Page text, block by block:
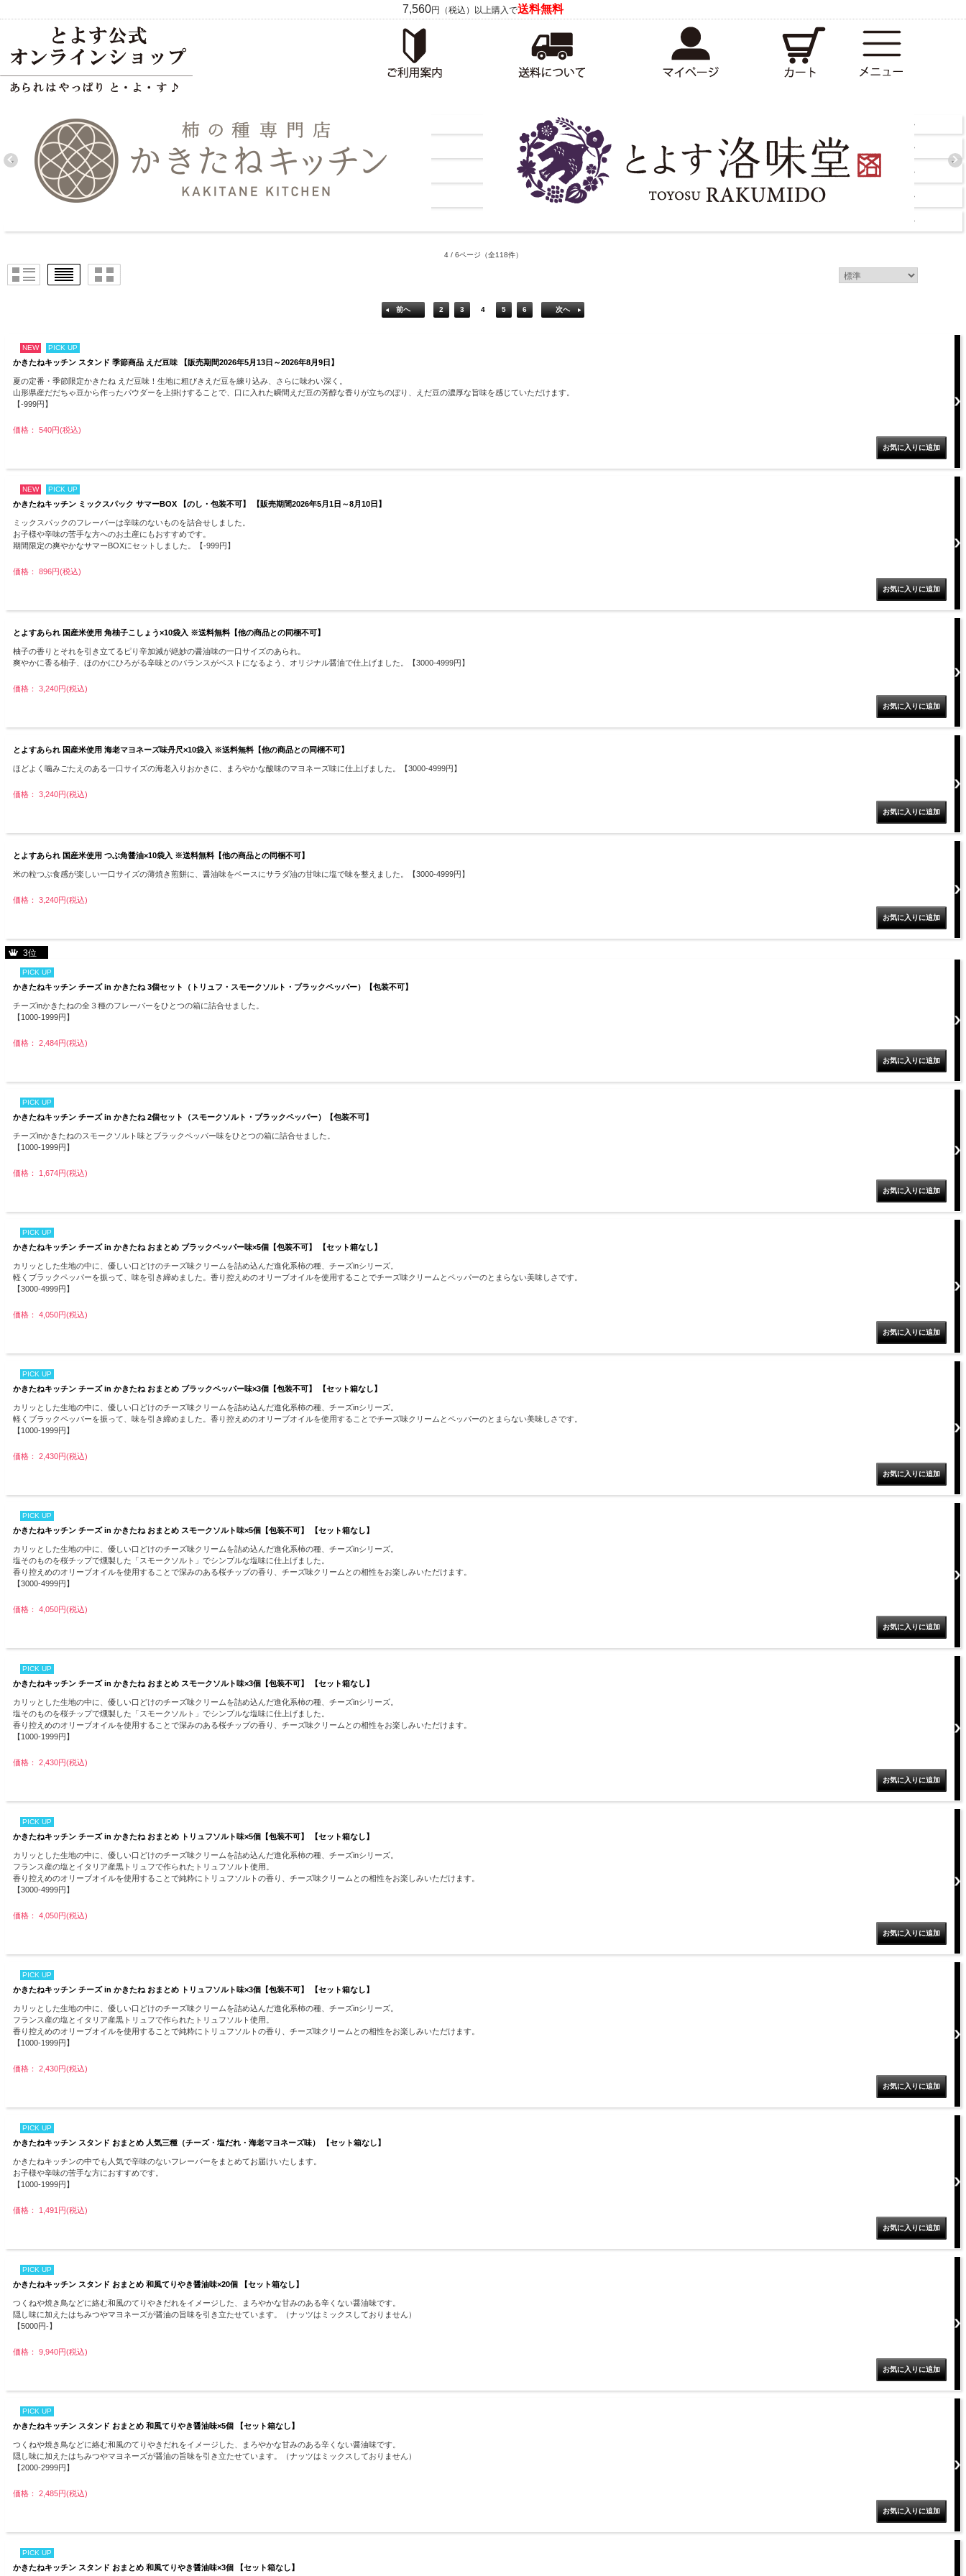
7,560円（税込）以上購入で送料無料
ブランド別で探す
かきたねキッチン
洛味堂
4 / 6ページ （全118件）
前へ 2 3 4 5 6 次へ
NEW PICK UP
かきたねキッチン スタンド 季節商品 えだ豆味 【販売期間2026年5月13日～2026年8月9日】
夏の定番・季節限定かきたね えだ豆味！生地に粗びきえだ豆を練り込み、さらに味わい深く。
山形県産だだちゃ豆から作ったパウダーを上掛けすることで、口に入れた瞬間えだ豆の芳醇な香りが立ちのぼり、えだ豆の濃厚な旨味を感じていただけます。
【-999円】
価格： 540円(税込)
NEW PICK UP
かきたねキッチン ミックスパック サマーBOX 【のし・包装不可】 【販売期間2026年5月1日～8月10日】
ミックスパックのフレーバーは辛味のないものを詰合せしました。
お子様や辛味の苦手な方へのお土産にもおすすめです。
期間限定の爽やかなサマーBOXにセットしました。【-999円】
価格： 896円(税込)
とよすあられ 国産米使用 角柚子こしょう×10袋入 ※送料無料【他の商品との同梱不可】
柚子の香りとそれを引き立てるピり辛加減が絶妙の醤油味の一口サイズのあられ。
爽やかに香る柚子、ほのかにひろがる辛味とのバランスがベストになるよう、オリジナル醤油で仕上げました。【3000-4999円】
価格： 3,240円(税込)
とよすあられ 国産米使用 海老マヨネーズ味丹尺×10袋入 ※送料無料【他の商品との同梱不可】
ほどよく噛みごたえのある一口サイズの海老入りおかきに、まろやかな酸味のマヨネーズ味に仕上げました。【3000-4999円】
価格： 3,240円(税込)
とよすあられ 国産米使用 つぶ角醤油×10袋入 ※送料無料【他の商品との同梱不可】
米の粒つぶ食感が楽しい一口サイズの薄焼き煎餅に、醤油味をベースにサラダ油の甘味に塩で味を整えました。【3000-4999円】
価格： 3,240円(税込)
3位
PICK UP
かきたねキッチン チーズ in かきたね 3個セット（トリュフ・スモークソルト・ブラックペッパー）【包装不可】
チーズinかきたねの全３種のフレーバーをひとつの箱に詰合せました。
【1000-1999円】
価格： 2,484円(税込)
PICK UP
かきたねキッチン チーズ in かきたね 2個セット（スモークソルト・ブラックペッパー）【包装不可】
チーズinかきたねのスモークソルト味とブラックペッパー味をひとつの箱に詰合せました。
【1000-1999円】
価格： 1,674円(税込)
PICK UP
かきたねキッチン チーズ in かきたね おまとめ ブラックペッパー味×5個【包装不可】 【セット箱なし】
カリッとした生地の中に、優しい口どけのチーズ味クリームを詰め込んだ進化系柿の種、チーズinシリーズ。
軽くブラックペッパーを振って、味を引き締めました。香り控えめのオリーブオイルを使用することでチーズ味クリームとペッパーのとまらない美味しさです。
【3000-4999円】
価格： 4,050円(税込)
PICK UP
かきたねキッチン チーズ in かきたね おまとめ ブラックペッパー味×3個【包装不可】 【セット箱なし】
カリッとした生地の中に、優しい口どけのチーズ味クリームを詰め込んだ進化系柿の種、チーズinシリーズ。
軽くブラックペッパーを振って、味を引き締めました。香り控えめのオリーブオイルを使用することでチーズ味クリームとペッパーのとまらない美味しさです。
【1000-1999円】
価格： 2,430円(税込)
PICK UP
かきたねキッチン チーズ in かきたね おまとめ スモークソルト味×5個【包装不可】 【セット箱なし】
カリッとした生地の中に、優しい口どけのチーズ味クリームを詰め込んだ進化系柿の種、チーズinシリーズ。
塩そのものを桜チップで燻製した「スモークソルト」でシンプルな塩味に仕上げました。
香り控えめのオリーブオイルを使用することで深みのある桜チップの香り、チーズ味クリームとの相性をお楽しみいただけます。
【3000-4999円】
価格： 4,050円(税込)
PICK UP
かきたねキッチン チーズ in かきたね おまとめ スモークソルト味×3個【包装不可】 【セット箱なし】
カリッとした生地の中に、優しい口どけのチーズ味クリームを詰め込んだ進化系柿の種、チーズinシリーズ。
塩そのものを桜チップで燻製した「スモークソルト」でシンプルな塩味に仕上げました。
香り控えめのオリーブオイルを使用することで深みのある桜チップの香り、チーズ味クリームとの相性をお楽しみいただけます。
【1000-1999円】
価格： 2,430円(税込)
PICK UP
かきたねキッチン チーズ in かきたね おまとめ トリュフソルト味×5個【包装不可】 【セット箱なし】
カリッとした生地の中に、優しい口どけのチーズ味クリームを詰め込んだ進化系柿の種、チーズinシリーズ。
フランス産の塩とイタリア産黒トリュフで作られたトリュフソルト使用。
香り控えめのオリーブオイルを使用することで純粋にトリュフソルトの香り、チーズ味クリームとの相性をお楽しみいただけます。
【3000-4999円】
価格： 4,050円(税込)
PICK UP
かきたねキッチン チーズ in かきたね おまとめ トリュフソルト味×3個【包装不可】 【セット箱なし】
カリッとした生地の中に、優しい口どけのチーズ味クリームを詰め込んだ進化系柿の種、チーズinシリーズ。
フランス産の塩とイタリア産黒トリュフで作られたトリュフソルト使用。
香り控えめのオリーブオイルを使用することで純粋にトリュフソルトの香り、チーズ味クリームとの相性をお楽しみいただけます。
【1000-1999円】
価格： 2,430円(税込)
PICK UP
かきたねキッチン スタンド おまとめ 人気三種（チーズ・塩だれ・海老マヨネーズ味） 【セット箱なし】
かきたねキッチンの中でも人気で辛味のないフレーバーをまとめてお届けいたします。
お子様や辛味の苦手な方におすすめです。
【1000-1999円】
価格： 1,491円(税込)
PICK UP
かきたねキッチン スタンド おまとめ 和風てりやき醤油味×20個 【セット箱なし】
つくねや焼き鳥などに絡む和風のてりやきだれをイメージした、まろやかな甘みのある辛くない醤油味です。
隠し味に加えたはちみつやマヨネーズが醤油の旨味を引き立たせています。（ナッツはミックスしておりません）
【5000円-】
価格： 9,940円(税込)
PICK UP
かきたねキッチン スタンド おまとめ 和風てりやき醤油味×5個 【セット箱なし】
つくねや焼き鳥などに絡む和風のてりやきだれをイメージした、まろやかな甘みのある辛くない醤油味です。
隠し味に加えたはちみつやマヨネーズが醤油の旨味を引き立たせています。（ナッツはミックスしておりません）
【2000-2999円】
価格： 2,485円(税込)
PICK UP
かきたねキッチン スタンド おまとめ 和風てりやき醤油味×3個 【セット箱なし】